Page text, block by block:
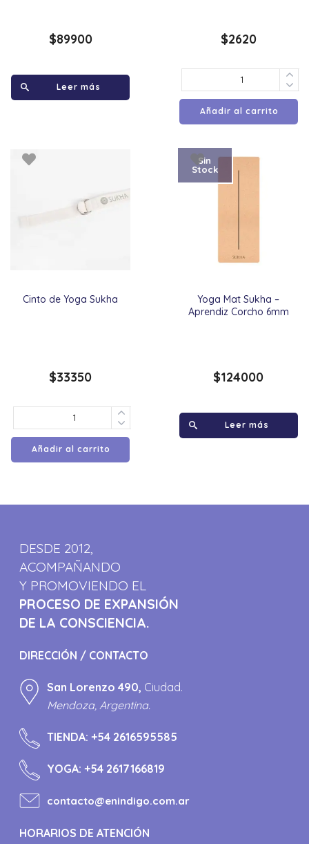
$89900
Leer más
$2620
Añadir al carrito
Cinto de Yoga Sukha
$33350
Añadir al carrito
Yoga Mat Sukha –
Aprendiz Corcho 6mm
Sin
Stock
$124000
Leer más
DESDE 2012,
ACOMPAÑANDO
Y PROMOVIENDO EL
PROCESO DE EXPANSIÓN
DE LA CONSCIENCIA.
DIRECCIÓN / CONTACTO
San Lorenzo 490, Ciudad.
Mendoza, Argentina.
TIENDA:+54 2616595585
YOGA:+54 2617166819
contacto@enindigo.com.ar
HORARIOS DE ATENCIÓN